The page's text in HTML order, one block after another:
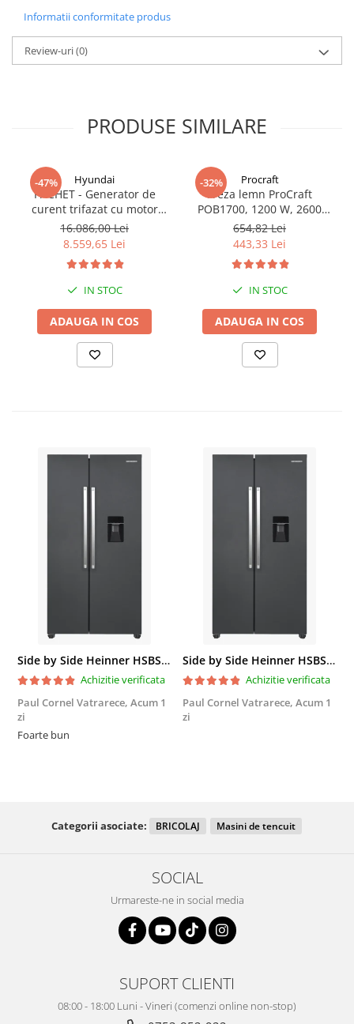
Informatii conformitate produs
Review-uri(0)
PRODUSE SIMILARE
-47% Hyundai
PACHET - Generator de
curent trifazat cu motor
diesel Hyundai DHY8600SE-
T, putere motor 12 CP,
Putere maxima 7.9 kVA,
tensiune 380 / 220 V +
Automatizare trifazata
ATS12-3P
16.086,00 Lei
8.559,65 Lei
IN STOC
ADAUGA IN COS
-32% Procraft
Freza lemn ProCraft
POB1700, 1200 W, 2600
Rpm cu 12 freze pentru
lemn incluse in pachet
654,82 Lei
443,33 Lei
IN STOC
ADAUGA IN COS
Side by Side Heinner HSBS-HM439NFINVDGWDE++, Total No Frost, Compresor Inverter, Dozator Apa, Display Touch LED, 439 L, Clasa E, Gri Antracit Texturat
Achizitie verificata
Paul Cornel Vatrarece, Acum 1
zi
Foarte bun
Side by Side Heinner HSBS-HM439NFINVDGWDE++, Total No Frost, Compresor Inverter, Dozator Apa, Display Touch LED, 439 L, Clasa E, Gri Antracit Texturat
Achizitie verificata
Paul Cornel Vatrarece, Acum 1
zi
Categorii asociate: BRICOLAJ Masini de tencuit
SOCIAL
Urmareste-ne in social media
SUPORT CLIENTI
08:00 - 18:00 Luni - Vineri (comenzi online non-stop)